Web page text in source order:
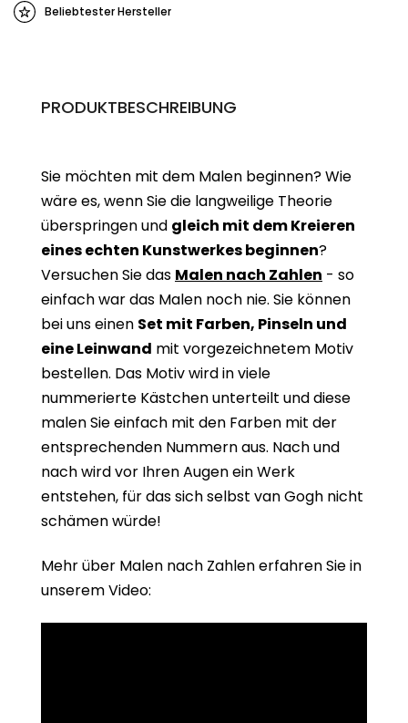
Beliebtester Hersteller
PRODUKTBESCHREIBUNG
Sie möchten mit dem Malen beginnen? Wie
wäre es, wenn Sie die langweilige Theorie
überspringen und gleich mit dem Kreieren
eines echten Kunstwerkes beginnen?
Versuchen Sie das Malen nach Zahlen - so
einfach war das Malen noch nie. Sie können
bei uns einen Set mit Farben, Pinseln und
eine Leinwand mit vorgezeichnetem Motiv
bestellen. Das Motiv wird in viele
nummerierte Kästchen unterteilt und diese
malen Sie einfach mit den Farben mit der
entsprechenden Nummern aus. Nach und
nach wird vor Ihren Augen ein Werk
entstehen, für das sich selbst van Gogh nicht
schämen würde!
Mehr über Malen nach Zahlen erfahren Sie in
unserem Video: